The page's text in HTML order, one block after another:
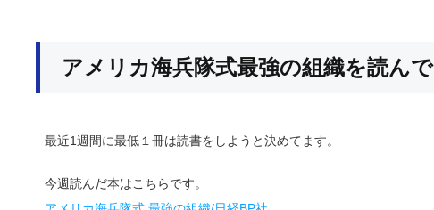
アメリカ海兵隊式最強の組織を読んで
最近1週間に最低１冊は読書をしようと決めてます。
今週読んだ本はこちらです。